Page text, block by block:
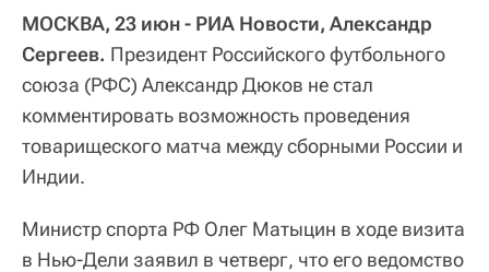
МОСКВА, 23 июн - РИА Новости, Александр
Сергеев. Президент Российского футбольного
союза (РФС) Александр Дюков не стал
комментировать возможность проведения
товарищеского матча между сборными России и
Индии.
Министр спорта РФ Олег Матыцин в ходе визита
в Нью-Дели заявил в четверг, что его ведомство